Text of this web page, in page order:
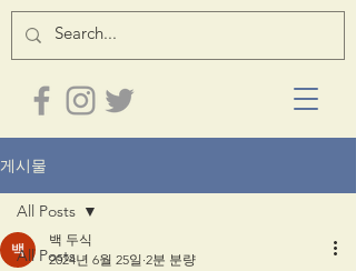
게시물
All Posts
All Posts
백 두식
2024년 6월 25일 2분 분량